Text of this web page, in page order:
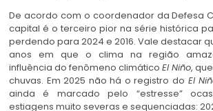
De acordo com o coordenador da Defesa
capital é o terceiro pior na série histórica
perdendo para 2024 e 2016. Vale destacar
anos em que o clima na região
influência do fenômeno climático El Niño,
chuvas. Em 2025 não há o registro do El
ainda é marcado pelo “estresse”
estiagens muito severas e sequenciadas: